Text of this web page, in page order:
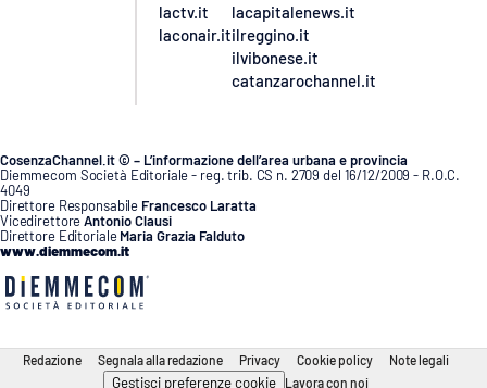
lactv.it
laconair.it
lacapitalenews.it
ilreggino.it
ilvibonese.it
catanzarochannel.it
CosenzaChannel.it © – L’informazione dell’area urbana e provincia
Diemmecom Società Editoriale - reg. trib. CS n. 2709 del 16/12/2009 - R.O.C.
4049
Direttore Responsabile Francesco Laratta
VicedirettoreAntonio Clausi
Direttore Editoriale Maria Grazia Falduto
www.diemmecom.it
Redazione Segnala alla redazione Privacy Cookie policy Note legali
Gestisci preferenze cookie Lavora con noi